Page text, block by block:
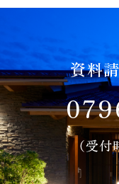
資料
（受